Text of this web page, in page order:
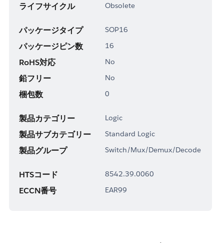
ライフサイクル Obsolete
パッケージタイプ SOP16
パッケージピン数 16
RoHS対応 No
鉛フリー No
梱包数 0
製品カテゴリー Logic
製品サブカテゴリー Standard Logic
製品グループ Switch/Mux/Demux/Decode
HTSコード 8542.39.0060
ECCN番号 EAR99